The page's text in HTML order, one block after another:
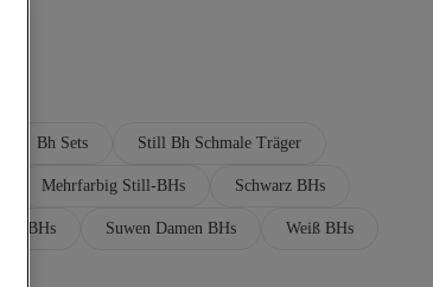
Bh Sets Still Bh Schmale Träger
Mehrfarbig Still-BHs Schwarz BHs
Still-BHs Suwen Damen BHs Weiß BHs